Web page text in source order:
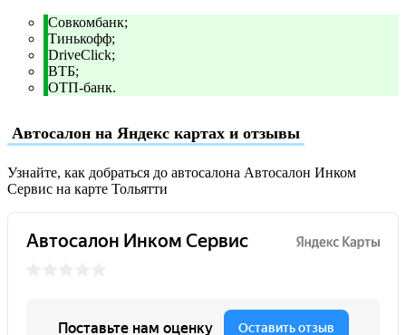
Совкомбанк;
Тинькофф;
DriveClick;
ВТБ;
ОТП-банк.
Автосалон на Яндекс картах и отзывы
Узнайте, как добраться до автосалона Автосалон Инком
Сервис на карте Тольятти